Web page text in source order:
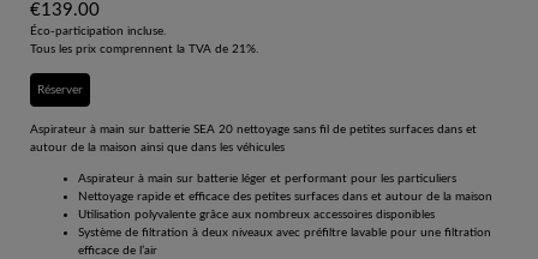
€139.00
Éco-participation incluse.
Tous les prix comprennent la TVA de 21%.
Réserver
Aspirateur à main sur batterie SEA 20 nettoyage sans fil de petites surfaces dans et
autour de la maison ainsi que dans les véhicules
Aspirateur à main sur batterie léger et performant pour les particuliers
Nettoyage rapide et efficace des petites surfaces dans et autour de la maison
Utilisation polyvalente grâce aux nombreux accessoires disponibles
Système de filtration à deux niveaux avec préfiltre lavable pour une filtration
efficace de l’air